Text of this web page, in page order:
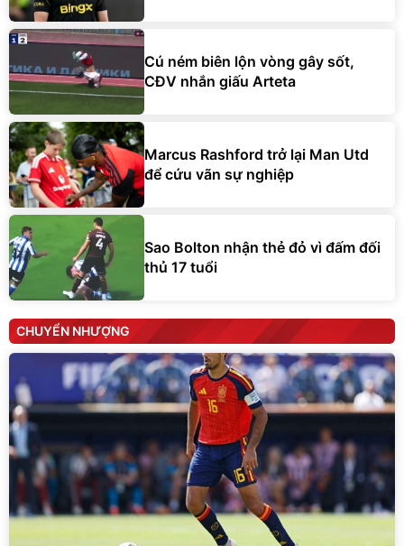
Cú ném biên lộn vòng gây sốt,
CĐV nhắn giấu Arteta
Marcus Rashford trở lại Man Utd
để cứu vãn sự nghiệp
Sao Bolton nhận thẻ đỏ vì đấm đối
thủ 17 tuổi
CHUYỂN NHƯỢNG